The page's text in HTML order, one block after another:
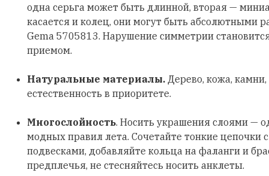
одна серьга может быть длинной, вторая —
касается и колец, они могут быть абсолютными
Gema 5705813. Нарушение симметрии
приемом.
Натуральные материалы. Дерево, кожа,
естественность в приоритете.
Многослойность. Носить украшения слоями —
модных правил лета. Сочетайте тонкие цепочки
подвесками, добавляйте кольца на фаланги и
предплечья, не стесняйтесь носить анклеты.